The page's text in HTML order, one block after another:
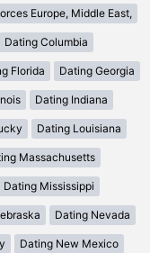
Europe, Middle East,
Dating Columbia
Florida Dating Georgia
Dating Indiana
Dating Louisiana
Massachusetts
Dating Mississippi
Dating Nevada
Dating New Mexico